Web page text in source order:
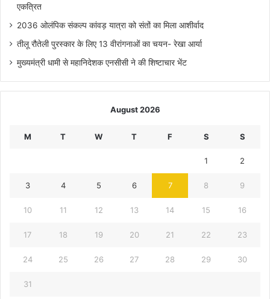
एकत्रित
2036 ओलंपिक संकल्प कांवड़ यात्रा को संतों का मिला आशीर्वाद
तीलू रौतेली पुरस्कार के लिए 13 वीरांगनाओं का चयन- रेखा आर्या
मुख्यमंत्री धामी से महानिदेशक एनसीसी ने की शिष्टाचार भेंट
August 2026
M T W T F S S
1 2
3 4 5 6 7 8 9
10 11 12 13 14 15 16
17 18 19 20 21 22 23
24 25 26 27 28 29 30
31